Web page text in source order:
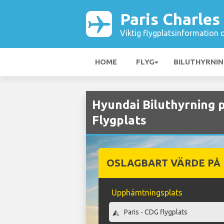
Paris
Viktig flygplatsinformation
HOME FLYG
Hyundai Biluthyrning
Flygplats
OSLAGBART VÄRDE
Upphämtningsplats